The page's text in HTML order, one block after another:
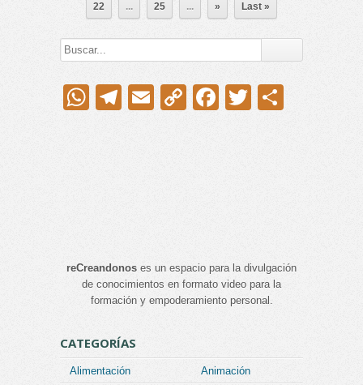
22 ... 25 ... » Last »
WhatsApp
Telegram
EmailCopyFacebook
Twitter
reCreandonos es un espacio para la divulgación
de conocimientos en formato video para la
formación y empoderamiento personal.
CATEGORÍAS
Alimentación Animación